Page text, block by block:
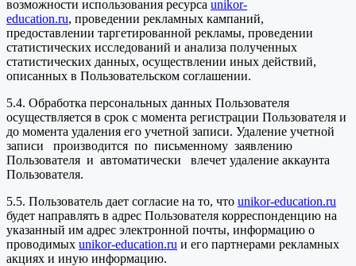
возможности использования ресурса unikor-
education.ru, проведении рекламных кампаний,
предоставлении таргетированной рекламы, проведении
статистических исследований и анализа полученных
статистических данных, осуществлении иных действий,
описанных в Пользовательском соглашении.
5.4. Обработка персональных данных Пользователя
осуществляется в срок с момента регистрации Пользователя и
до момента удаления его учетной записи. Удаление учетной
записи производится по письменному заявлению
Пользователя и автоматически влечет удаление аккаунта
Пользователя.
5.5. Пользователь дает согласие на то, что unikor-education.ru
будет направлять в адрес Пользователя корреспонденцию на
указанный им адрес электронной почты, информацию о
проводимых unikor-education.ru и его партнерами рекламных
акциях и иную информацию.